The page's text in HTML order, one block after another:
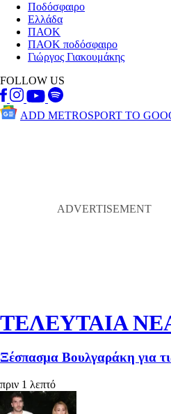
Ποδόσφαιρο
Ελλάδα
ΠΑΟΚ
ΠΑΟΚ ποδόσφαιρο
Γιώργος Γιακουμάκης
FOLLOW US
ADD METROSPORT TO
ΤΕΛΕΥΤΑΙΑ
Ξέσπασμα Βουλγαράκη για
πριν 1 λεπτό